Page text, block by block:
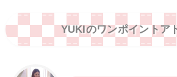
YUKIのワンポイントア